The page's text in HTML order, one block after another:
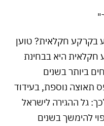
חקלאית? טוען
היא בבחינת
ביותר בשנים
תאוצה נוספת, בעידוד
גל ההגירה לישראל
להימשך בשנים